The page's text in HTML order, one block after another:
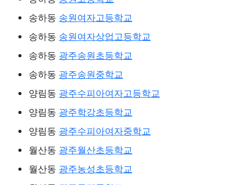
송하동 송원여자고등학교
송하동 송원여자상업고등학교
송하동 광주송원초등학교
송하동 광주송원중학교
양림동 광주수피아여자고등학교
양림동 광주학강초등학교
양림동 광주수피아여자중학교
월산동 광주월산초등학교
월산동 광주농성초등학교